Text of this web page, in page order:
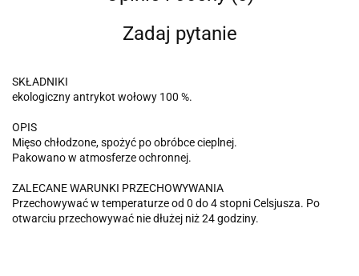
Zadaj pytanie
SKŁADNIKI
ekologiczny antrykot wołowy 100 %.
OPIS
Mięso chłodzone, spożyć po obróbce cieplnej.
Pakowano w atmosferze ochronnej.
ZALECANE WARUNKI PRZECHOWYWANIA
Przechowywać w temperaturze od 0 do 4 stopni Celsjusza. Po
otwarciu przechowywać nie dłużej niż 24 godziny.